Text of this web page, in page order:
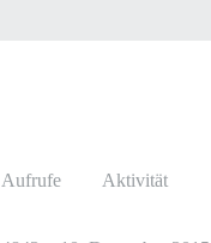
Aufrufe Aktivität